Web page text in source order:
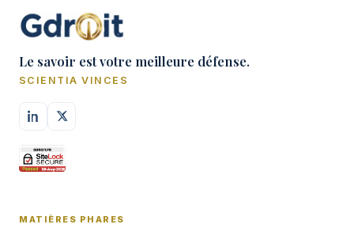
Le savoir est votre meilleure défense.
SCIENTIA VINCES
MATIÈRES PHARES